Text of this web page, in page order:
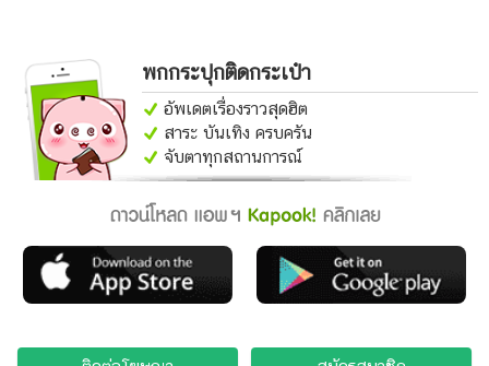
พกกระปุกติดกระเป๋า
อัพเดตเรื่องราวสุดฮิต
สาระ บันเทิง ครบครัน
จับตาทุกสถานการณ์